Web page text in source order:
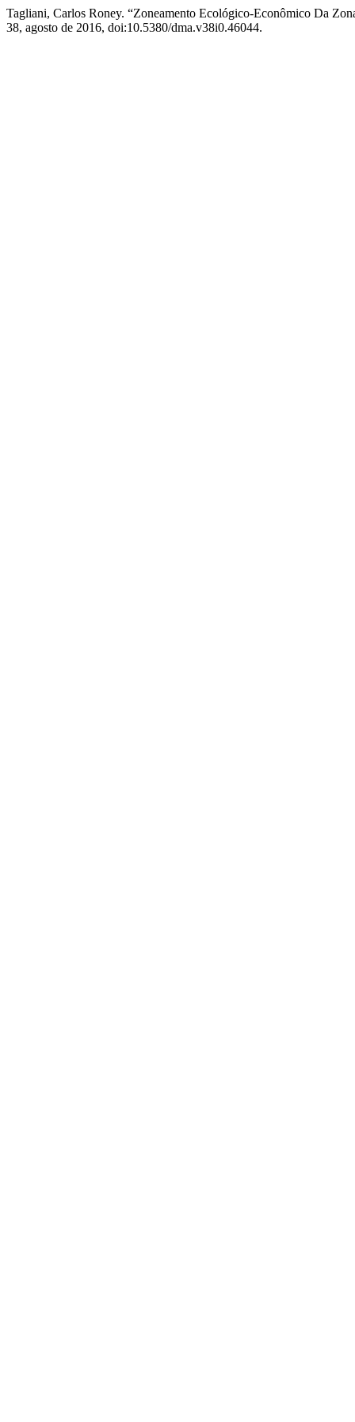
Tagliani, Carlos Roney. “Zoneamento Ecológico-Econômico Da
38, agosto de 2016, doi:10.5380/dma.v38i0.46044.